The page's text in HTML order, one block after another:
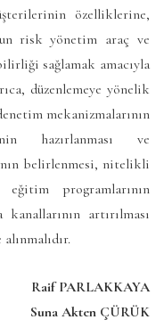
özelliklerine,
risk yönetim araç ve
sağlamak amacıyla
düzenlemeye yönelik
mekanizmalarının
hazırlanması ve
belirlenmesi, nitelikli
programlarının
artırılması
Raif PARLAKKAYA
Suna Akten ÇÜRÜK